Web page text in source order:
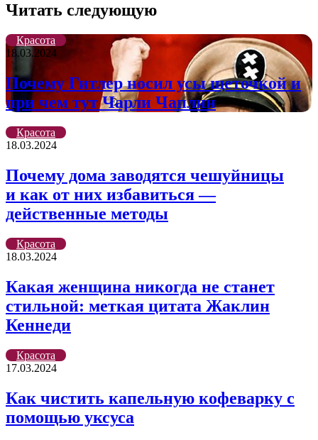
Читать следующую
Красота
18.03.2024
Почему Гитлер носил усы щеточкой и
при чем тут Чарли Чаплин
Красота
18.03.2024
Почему дома заводятся чешуйницы
и как от них избавиться —
действенные методы
Красота
18.03.2024
Какая женщина никогда не станет
стильной: меткая цитата Жаклин
Кеннеди
Красота
17.03.2024
Как чистить капельную кофеварку с
помощью уксуса